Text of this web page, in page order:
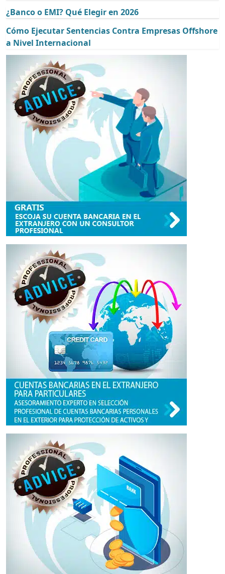
¿Banco o EMI? Qué Elegir en 2026
Cómo Ejecutar Sentencias Contra Empresas Offshore
a Nivel Internacional